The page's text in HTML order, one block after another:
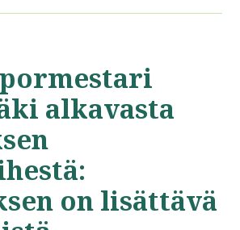
alkavasta
on lisättävä